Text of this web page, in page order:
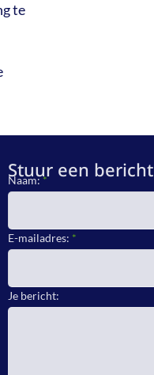
te
Stuur een bericht
Naam:*
E-mailadres: *
Je bericht: